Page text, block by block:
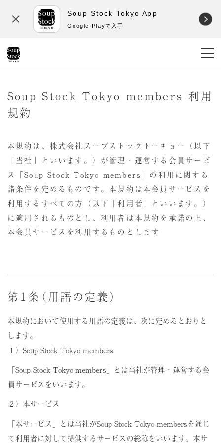
Soup Stock Tokyo App
Google Playで入手
Soup Stock Tokyo members 利用
規約
本規約は、株式会社スープストックトーキョー（以下
「当社」といいます。）が管理・運営する会員サービ
ス「Soup Stock Tokyo members」の利用に関する
諸条件を定めるものです。本規約は本会員サービスを
利用するすべての方（以下「利用者」といいます。）
に適用されるものとし、利用者は本規約を承諾の上、
本会員サービスを利用するものとします
第１条（用語の定義）
本規約において使用する用語の定義は、次に定めるとおりと
します。
１）Soup Stock Tokyo members
「Soup Stock Tokyo members」とは当社が管理・運営する会
員サービスをいいます。
２）本サービス
「本サービス」とは当社がSoup Stock Tokyo membersを通じ
て利用者に対して提供するサービスの総称をいいます。本サ